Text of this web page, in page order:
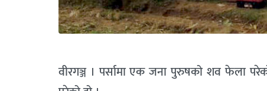
वीरगञ्ज । पर्सामा एक जना पुरुषको शव फेला